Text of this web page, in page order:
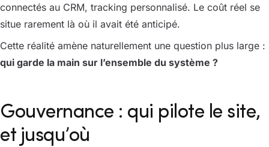
connectés au CRM, tracking personnalisé. Le coût réel se
situe rarement là où il avait été anticipé.
Cette réalité amène naturellement une question plus large :
qui garde la main sur l’ensemble du système ?
Gouvernance : qui pilote le site,
et jusqu’où